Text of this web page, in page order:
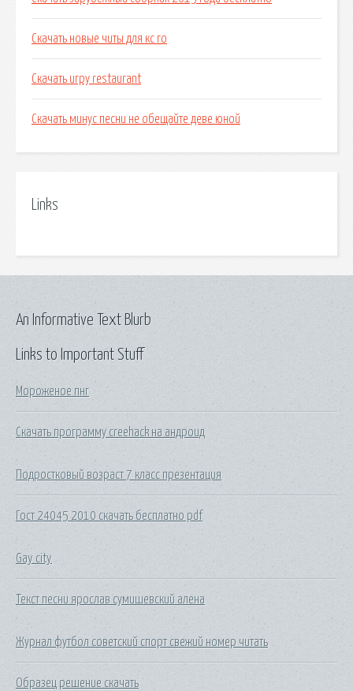
Скачать новые читы для кс го
Скачать игру restaurant
Скачать минус песни не обещайте деве юной
Links
Links to Important Stuff
Мороженое пнг
Скачать программу creehack на андроид
Подростковый возраст 7 класс презентация
Гост 24045 2010 скачать бесплатно pdf
Gay city
Текст песни ярослав сумишевский алена
Журнал футбол советский спорт свежий номер читать
Образец решение скачать
An Informative Text Blurb